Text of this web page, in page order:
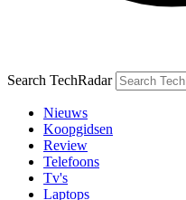
Search TechRadar
Nieuws
Koopgidsen
Review
Telefoons
Tv's
Laptops